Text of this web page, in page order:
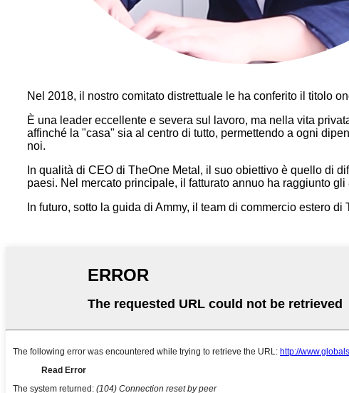
Nel 2018, il nostro comitato distrettuale le ha conferito il titolo
È una leader eccellente e severa sul lavoro, ma nella vita
affinché la "casa" sia al centro di tutto, permettendo a ogni
noi.
In qualità di CEO di TheOne Metal, il suo obiettivo è quello di
paesi. Nel mercato principale, il fatturato annuo ha raggiunto
In futuro, sotto la guida di Ammy, il team di commercio estero